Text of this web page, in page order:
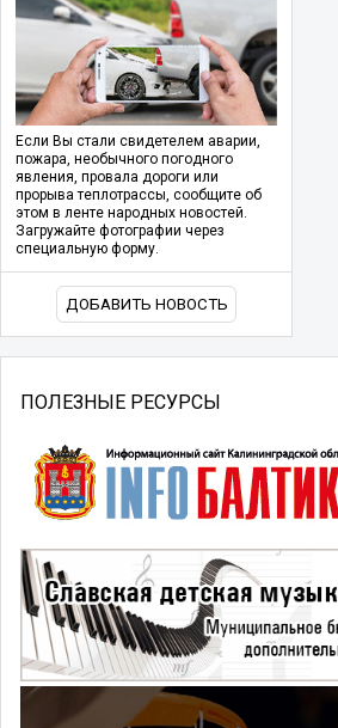
Если Вы стали свидетелем аварии,
пожара, необычного погодного
явления, провала дороги или
прорыва теплотрассы, сообщите об
этом в ленте народных новостей.
Загружайте фотографии через
специальную форму.
ДОБАВИТЬ НОВОСТЬ
ПОЛЕЗНЫЕ РЕСУРСЫ